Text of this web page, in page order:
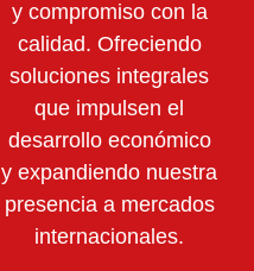
y compromiso con la
calidad. Ofreciendo
soluciones integrales
que impulsen el
desarrollo económico
y expandiendo nuestra
presencia a mercados
internacionales.